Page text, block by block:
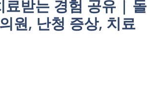
료받는 경험 공유 | 돌
원, 난청 증상, 치료